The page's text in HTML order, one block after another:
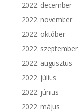
2022. december
2022. november
2022. október
2022. szeptember
2022. augusztus
2022. július
2022. június
2022. május